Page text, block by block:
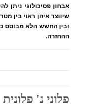
אבחון פסיכולוגי ניתן
שיווצר איזון ראוי בין
ובין החשש הלא מבוסס
ההחזרה.
פלוני נ' פלונית